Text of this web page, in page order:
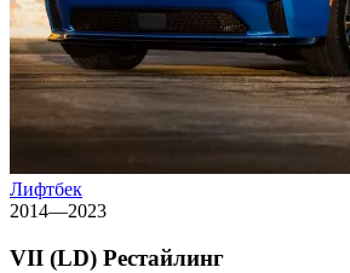
Лифтбек
2014—2023
VII (LD) Рестайлинг